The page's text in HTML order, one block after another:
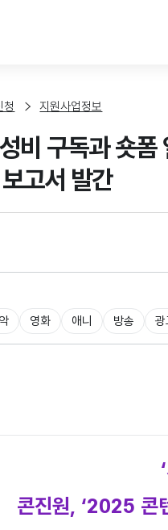
청 지원사업정보
비 구독과 숏
고서 발간
영화 애니 방송 광
콘진원, ‘2025 콘